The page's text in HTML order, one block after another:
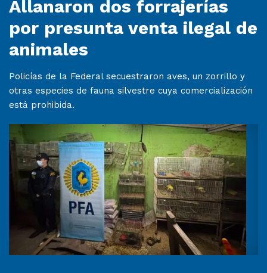
Allanaron dos forrajerías
por presunta venta ilegal de
animales
Policías de la Federal secuestraron aves, un zorrillo y
otras especies de fauna silvestre cuya comercialización
está prohibida.